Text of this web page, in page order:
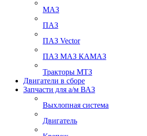
МАЗ
ПАЗ
ПАЗ Vector
ПАЗ МАЗ КАМАЗ
Тракторы МТЗ
Двигатели в сборе
Запчасти для а/м ВАЗ
Выхлопная система
Двигатель